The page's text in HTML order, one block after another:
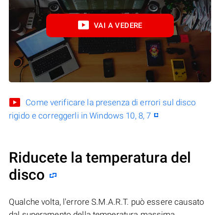
VAI A VEDERE
Come verificare la presenza di errori sul disco
rigido e correggerli in Windows 10, 8, 7
Riducete la temperatura del
disco
Qualche volta, l'errore S.M.A.R.T. può essere causato